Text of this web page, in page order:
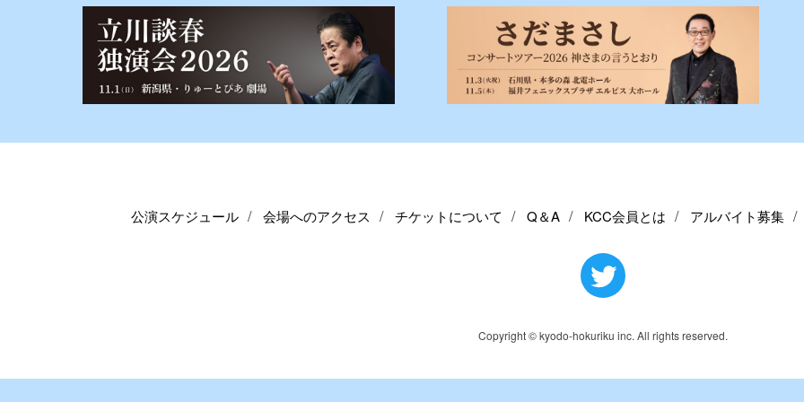
公演スケジュール 会場へのアクセス チケットについて Q＆A KCC会員とは アルバイト募集
Copyright © kyodo-hokuriku inc. All rights reserved.